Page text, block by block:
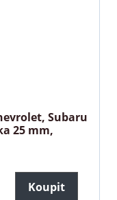
Subaru
25 mm,
Koupit